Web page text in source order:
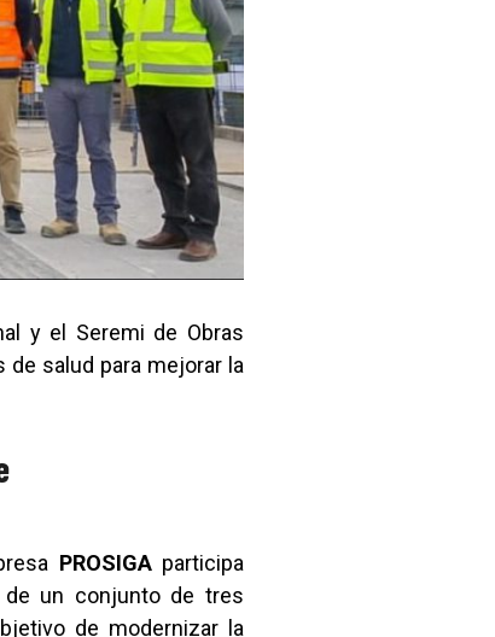
y el Seremi de Obras
salud para mejorar la
PROSIGAparticipa
un conjunto de tres
de modernizar la